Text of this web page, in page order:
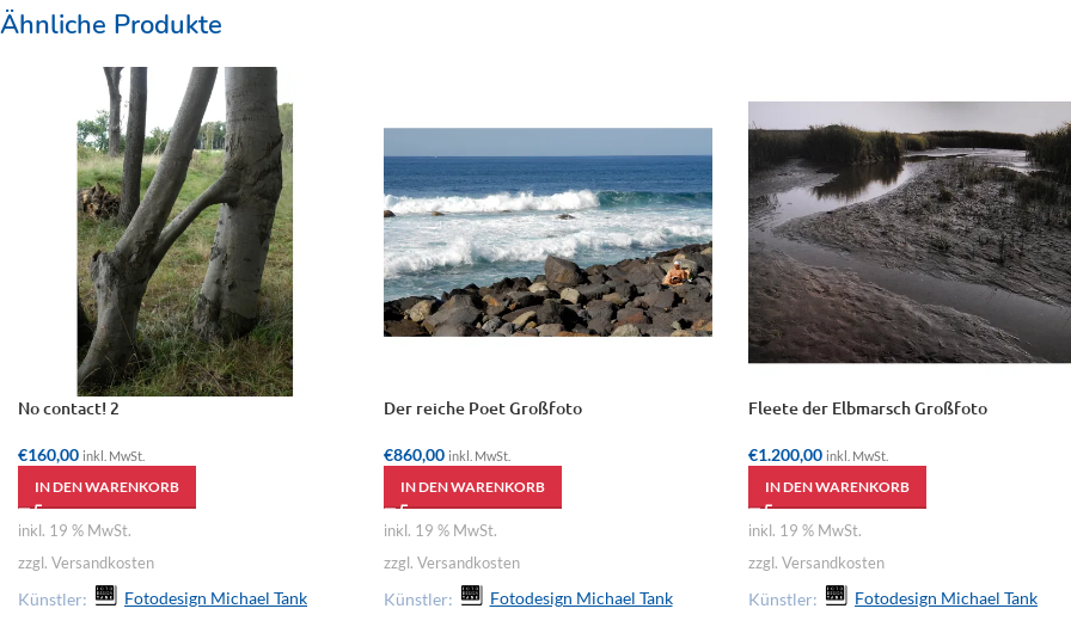
Ähnliche Produkte
No contact! 2
€160,00 inkl. MwSt.
IN DEN WARENKORB
inkl. 19 % MwSt.
zzgl. Versandkosten
Künstler: Fotodesign Michael Tank
Der reiche Poet Großfoto
€860,00 inkl. MwSt.
IN DEN WARENKORB
inkl. 19 % MwSt.
zzgl. Versandkosten
Künstler: Fotodesign Michael Tank
Fleete der Elbmarsch Großfoto
€1.200,00 inkl. MwSt.
IN DEN WARENKORB
inkl. 19 % MwSt.
zzgl. Versandkosten
Künstler: Fotodesign Michael Tank